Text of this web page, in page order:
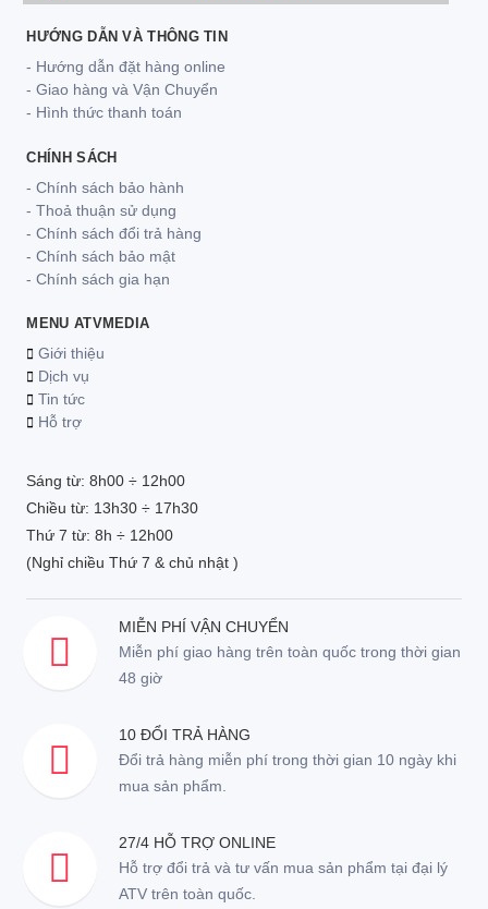
HƯỚNG DẪN VÀ THÔNG TIN
- Hướng dẫn đặt hàng online
- Giao hàng và Vận Chuyển
- Hình thức thanh toán
CHÍNH SÁCH
- Chính sách bảo hành
- Thoả thuận sử dụng
- Chính sách đổi trả hàng
- Chính sách bảo mật
- Chính sách gia hạn
MENU ATVMEDIA
Giới thiệu
Dịch vụ
Tin tức
Hỗ trợ
Sáng từ: 8h00 ÷ 12h00
Chiều từ: 13h30 ÷ 17h30
Thứ 7 từ: 8h ÷ 12h00
(Nghỉ chiều Thứ 7 & chủ nhật )
MIỄN PHÍ VẬN CHUYỂN
Miễn phí giao hàng trên toàn quốc trong thời gian
48 giờ
10 ĐỔI TRẢ HÀNG
Đổi trả hàng miễn phí trong thời gian 10 ngày khi
mua sản phẩm.
27/4 HỖ TRỢ ONLINE
Hỗ trợ đổi trả và tư vấn mua sản phẩm tại đại lý
ATV trên toàn quốc.